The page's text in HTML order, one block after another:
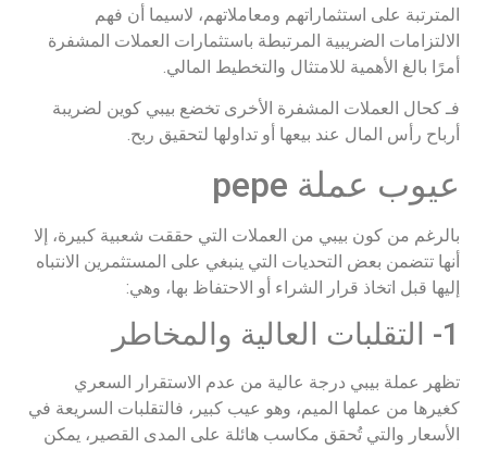
المترتبة على استثماراتهم ومعاملاتهم، لاسيما أن فهم
الالتزامات الضريبية المرتبطة باستثمارات العملات المشفرة
أمرًا بالغ الأهمية للامتثال والتخطيط المالي.
فـ كحال العملات المشفرة الأخرى تخضع بيبي كوين لضريبة
أرباح رأس المال عند بيعها أو تداولها لتحقيق ربح.
عيوب عملة pepe
بالرغم من كون بيبي من العملات التي حققت شعبية كبيرة، إلا
أنها تتضمن بعض التحديات التي ينبغي على المستثمرين الانتباه
إليها قبل اتخاذ قرار الشراء أو الاحتفاظ بها، وهي:
1- التقلبات العالية والمخاطر
تظهر عملة بيبي درجة عالية من عدم الاستقرار السعري
كغيرها من عملها الميم، وهو عيب كبير، فالتقلبات السريعة في
الأسعار والتي تُحقق مكاسب هائلة على المدى القصير، يمكن